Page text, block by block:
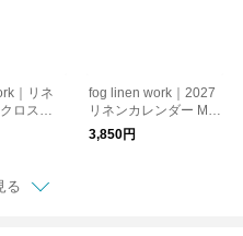
｜リネ
ロス fo
フォグ
fog linen work｜2027
リネンカレンダー MIS
ATO OGIHARA fog li
nen work フォグリ
3,850円
る